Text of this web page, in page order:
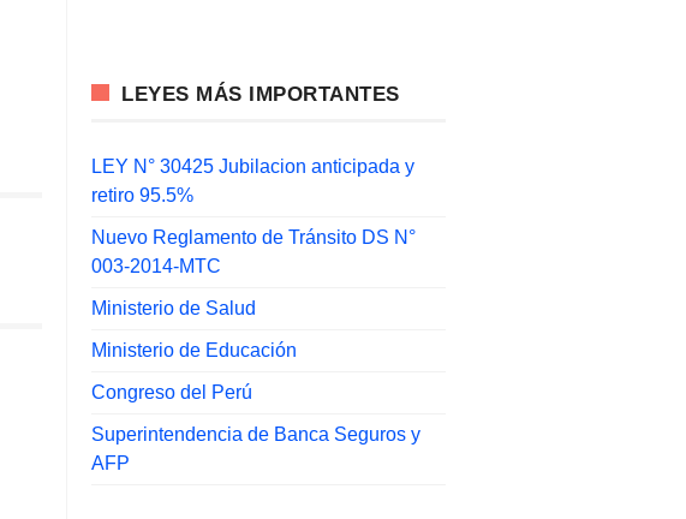
LEYES MÁS IMPORTANTES
LEY N° 30425 Jubilacion anticipada y
retiro 95.5%
Nuevo Reglamento de Tránsito DS N°
003-2014-MTC
Ministerio de Salud
Ministerio de Educación
Congreso del Perú
Superintendencia de Banca Seguros y
AFP